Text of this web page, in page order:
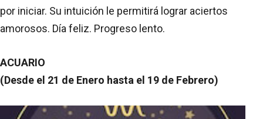
por iniciar. Su intuición le permitirá lograr aciertos
amorosos. Día feliz. Progreso lento.
ACUARIO
(Desde el 21 de Enero hasta el 19 de Febrero)